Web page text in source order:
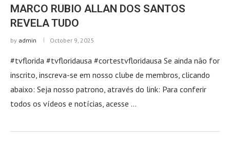
MARCO RUBIO ALLAN DOS SANTOS
REVELA TUDO
by admin October 9, 2025
#tvflorida #tvfloridausa #cortestvfloridausa Se ainda não for
inscrito, inscreva-se em nosso clube de membros, clicando
abaixo: Seja nosso patrono, através do link: Para conferir
todos os vídeos e notícias, acesse …